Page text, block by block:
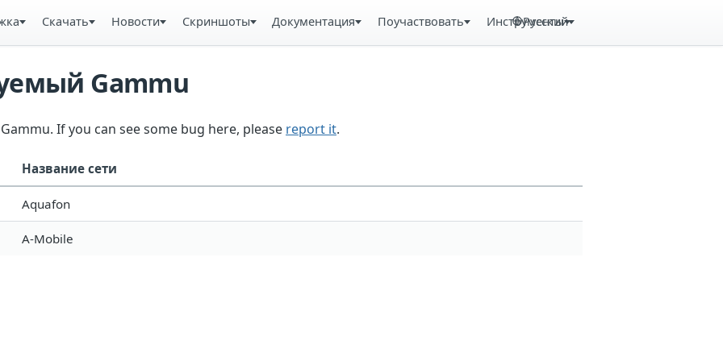
Скачать Новости Скриншоты Документация Поучаствовать Инструменты
Русский
Gammu
If you can see some bug here, please report it.
Название сети
Aquafon
A-Mobile